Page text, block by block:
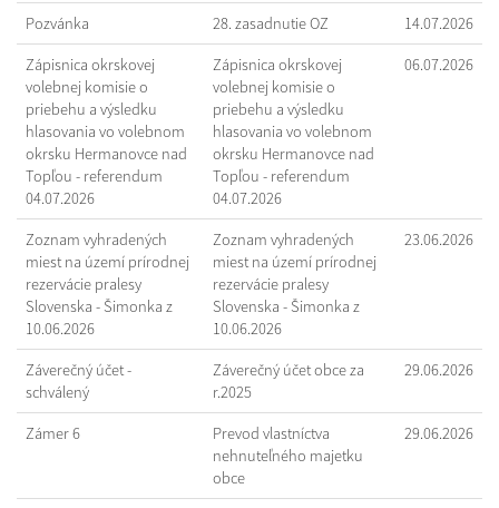
Pozvánka 28. zasadnutie OZ 14.07.2026
Zápisnica okrskovej
volebnej komisie o
priebehu a výsledku
hlasovania vo volebnom
okrsku Hermanovce nad
Topľou - referendum
04.07.2026
Zápisnica okrskovej
volebnej komisie o
priebehu a výsledku
hlasovania vo volebnom
okrsku Hermanovce nad
Topľou - referendum
04.07.2026
06.07.2026
Zoznam vyhradených
miest na území prírodnej
rezervácie pralesy
Slovenska - Šimonka z
10.06.2026
Zoznam vyhradených
miest na území prírodnej
rezervácie pralesy
Slovenska - Šimonka z
10.06.2026
23.06.2026
Záverečný účet -
schválený
Záverečný účet obce za
r.2025
29.06.2026
Zámer 6
Prevod vlastníctva
nehnuteľného majetku
obce
29.06.2026